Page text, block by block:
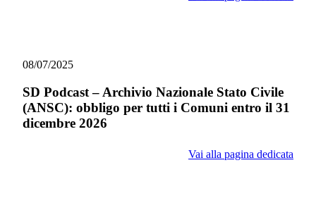
08/07/2025
SD Podcast – Archivio Nazionale Stato Civile
(ANSC): obbligo per tutti i Comuni entro il 31
dicembre 2026
Vai alla pagina dedicata